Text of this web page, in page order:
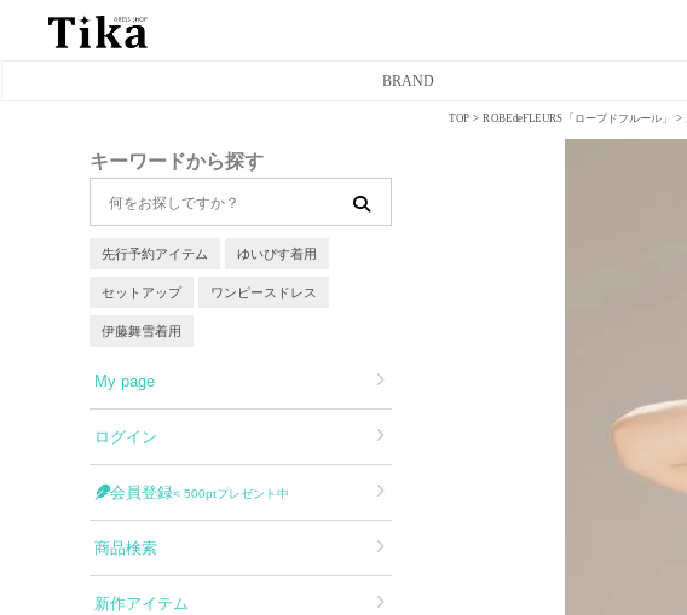
BRAND
フレアミニドレス
タイトロングドレス
Aラインロングドレス
バースデードレス
キーワードから探す
先行予約アイテム ゆいぴす着用
セットアップ ワンピースドレス
伊藤舞雪着用
My page
ログイン
会員登録< 500ptプレゼント中
商品検索
新作アイテム
TOP ROBEdeFLEURS「ローブドフルール」